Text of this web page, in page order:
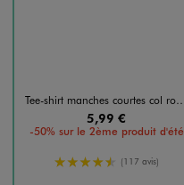
Tee-shirt manches courtes col rond uni en coton femme
5,99 €
-50% sur le 2ème produit d'été
4.5/5 de moyenne
(117 avis)